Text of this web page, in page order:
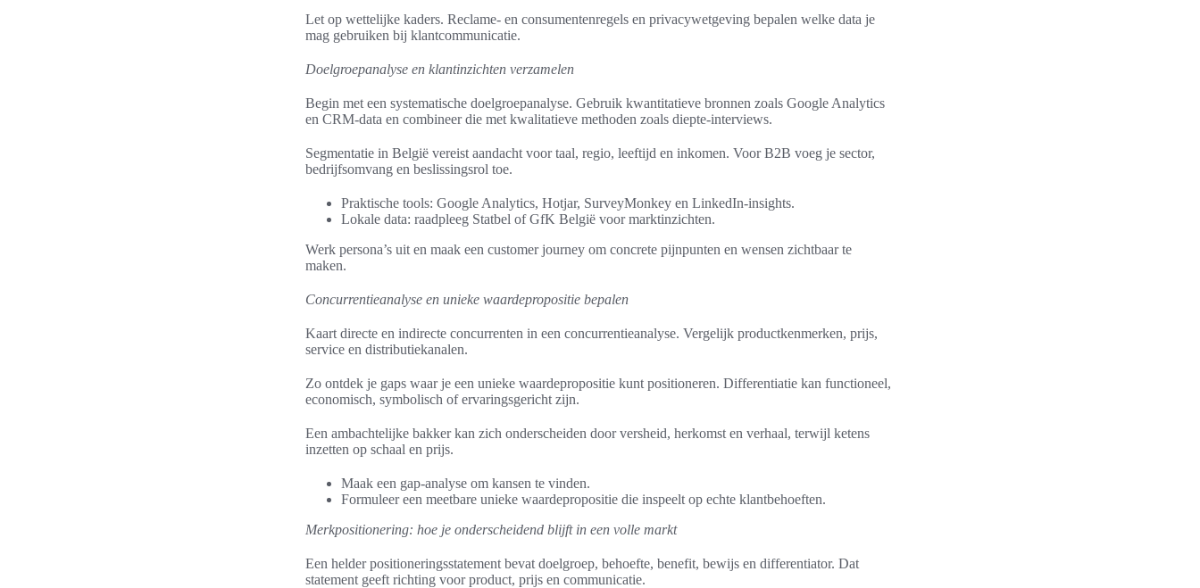
Let op wettelijke kaders. Reclame- en consumentenregels en privacywetgeving bepalen welke data je
mag gebruiken bij klantcommunicatie.
Doelgroepanalyse en klantinzichten verzamelen
Begin met een systematische doelgroepanalyse. Gebruik kwantitatieve bronnen zoals Google Analytics
en CRM-data en combineer die met kwalitatieve methoden zoals diepte-interviews.
Segmentatie in België vereist aandacht voor taal, regio, leeftijd en inkomen. Voor B2B voeg je sector,
bedrijfsomvang en beslissingsrol toe.
Praktische tools: Google Analytics, Hotjar, SurveyMonkey en LinkedIn-insights.
Lokale data: raadpleeg Statbel of GfK België voor marktinzichten.
Werk persona’s uit en maak een customer journey om concrete pijnpunten en wensen zichtbaar te
maken.
Concurrentieanalyse en unieke waardepropositie bepalen
Kaart directe en indirecte concurrenten in een concurrentieanalyse. Vergelijk productkenmerken, prijs,
service en distributiekanalen.
Zo ontdek je gaps waar je een unieke waardepropositie kunt positioneren. Differentiatie kan functioneel,
economisch, symbolisch of ervaringsgericht zijn.
Een ambachtelijke bakker kan zich onderscheiden door versheid, herkomst en verhaal, terwijl ketens
inzetten op schaal en prijs.
Maak een gap-analyse om kansen te vinden.
Formuleer een meetbare unieke waardepropositie die inspeelt op echte klantbehoeften.
Merkpositionering: hoe je onderscheidend blijft in een volle markt
Een helder positioneringsstatement bevat doelgroep, behoefte, benefit, bewijs en differentiator. Dat
statement geeft richting voor product, prijs en communicatie.